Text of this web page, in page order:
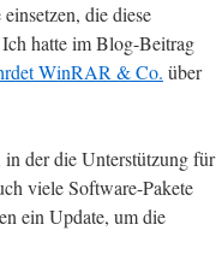
die diese
hatte im Blog-Beitrag
WinRAR & Co. über
der die Unterstützung für
viele Software-Pakete
ein Update, um die